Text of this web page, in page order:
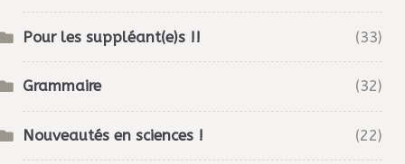
Pour les suppléant(e)s !! (33)
Grammaire (32)
Nouveautés en sciences ! (22)